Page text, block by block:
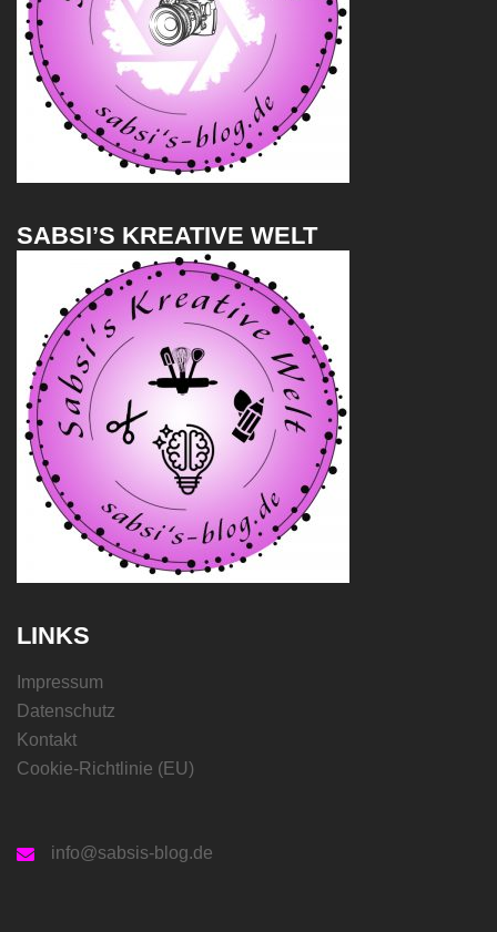
SABSI’S KREATIVE WELT
LINKS
Impressum
Datenschutz
Kontakt
Cookie-Richtlinie (EU)
info@sabsis-blog.de